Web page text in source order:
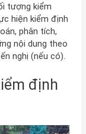
tượng kiểm
hiện kiểm định
phân tích,
nội dung theo
nghị (nếu có).
định